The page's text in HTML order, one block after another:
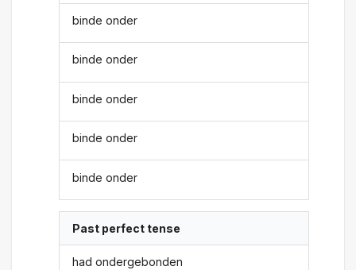
binde onder
binde onder
binde onder
binde onder
binde onder
Past perfect tense
had ondergebonden